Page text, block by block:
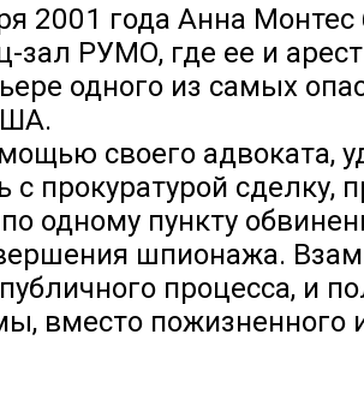
2001 года Анна
зал РУМО, где ее и
одного из самых
своего адвоката,
с прокуратурой сделку,
одному пункту
шпионажа.
процесса, и
вместо пожизненного